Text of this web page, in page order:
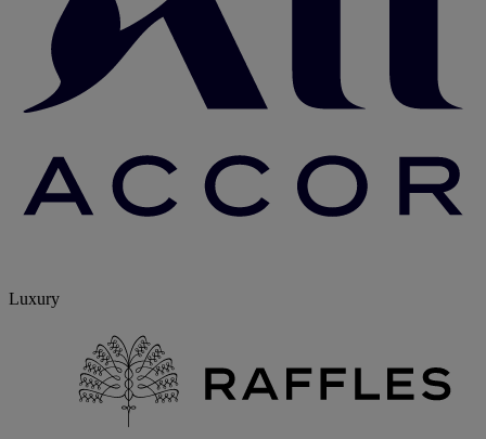
Luxury